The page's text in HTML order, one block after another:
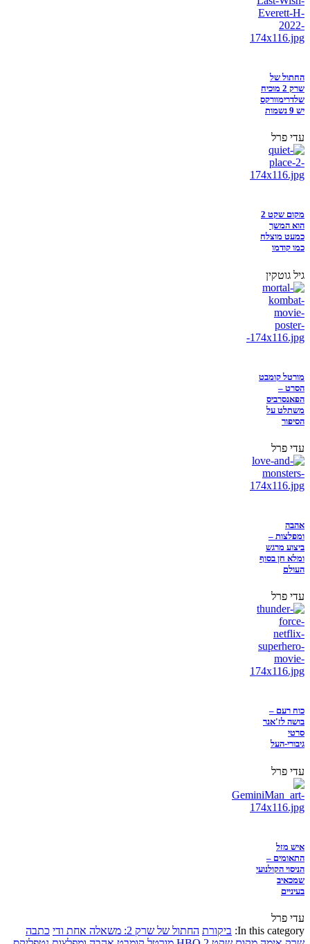
החתול של
שרק 2 מוכיח
שלדרימוורקס
יש 9 נשמות
עדי פרל
מקום שקט 2
הוא המשך
כמעט מוצלח
כמו קודמו
גיל גוטקין
מורטל קומבט
הסרט –
הפאנסרביס
משתלט על
הסיפור
עדי פרל
אהבה
ומפלצות –
ביצוע מרגש
ומלא חן בסוף
העולם
עדי פרל
כוח רעם –
בושה לז'אנר
סרטי
גיבורי-העל
עדי פרל
איש מזל
התאומים –
הניסוי הקולנועי
שמכאיב
בעיניים
עדי פרל
In this category: ביקורת החתול של שרק 2: משאלה אחת ודי
כתבה